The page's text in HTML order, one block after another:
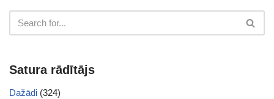
Satura rādītājs
Dažādi (324)